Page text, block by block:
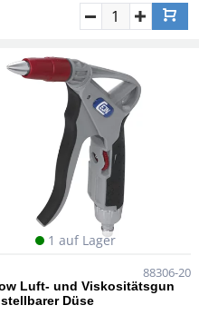
1 auf Lager
88306-20
Luft- und Viskositätsgun
Düse